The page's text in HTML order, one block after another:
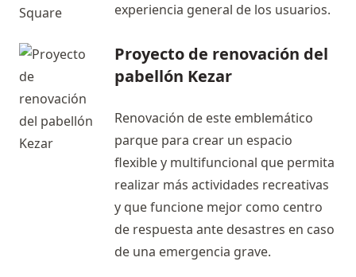
experiencia general de los usuarios.
Proyecto de renovación del
pabellón Kezar
Renovación de este emblemático
parque para crear un espacio
flexible y multifuncional que permita
realizar más actividades recreativas
y que funcione mejor como centro
de respuesta ante desastres en caso
de una emergencia grave.